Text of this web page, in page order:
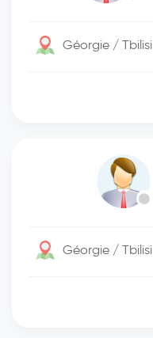
Géorgie / Tbilisi
Géorgie / Tbilisi